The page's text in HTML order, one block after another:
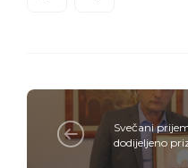
Svečani
dodijeljeno